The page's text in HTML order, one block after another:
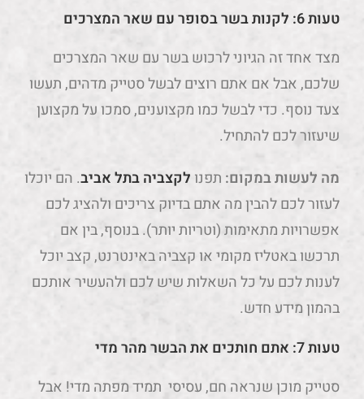
טעות 6: לקנות בשר בסופר עם שאר המצרכים
מצד אחד זה הגיוני לרכוש בשר עם שאר המצרכים
שלכם, אבל אם אתם רוצים לבשל סטייק מדהים, תעשו
צעד נוסף. כדי לבשל כמו מקצוענים, סמכו על מקצוען
שיעזור לכם להתחיל.
מה לעשות במקום: תפנו לקצביה בתל אביב. הם יוכלו
לעזור לכם להבין מה אתם בדיוק צריכים ולהציג לכם
אפשרויות מתאימות (וטריות יותר). בנוסף, בין אם
תרכשו באטליז מקומי או קצביה באינטרנט, קצב יוכל
לענות לכם על כל השאלות שיש לכם ולהעשיר אותכם
בהמון מידע חדש.
טעות 7: אתם חותכים את הבשר מהר מדי
סטייק מוכן שנראה חם, עסיסי תמיד מפתה מדי! אבל